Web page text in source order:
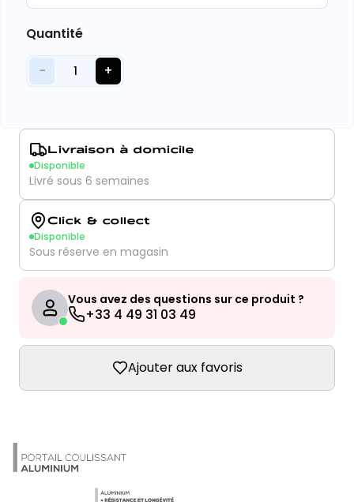
Quantité
− 1 +
Livraison à domicile
Disponible
Livré sous 6 semaines
Click & collect
Disponible
Sous réserve en magasin
Vous avez des questions sur ce produit ?
+33 4 49 31 03 49
Ajouter aux favoris